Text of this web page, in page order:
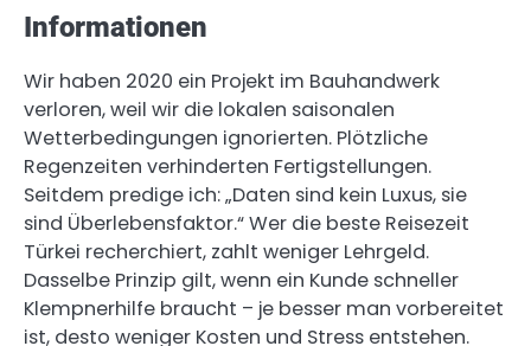
Informationen
Wir haben 2020 ein Projekt im Bauhandwerk
verloren, weil wir die lokalen saisonalen
Wetterbedingungen ignorierten. Plötzliche
Regenzeiten verhinderten Fertigstellungen.
Seitdem predige ich: „Daten sind kein Luxus, sie
sind Überlebensfaktor.“ Wer die beste Reisezeit
Türkei recherchiert, zahlt weniger Lehrgeld.
Dasselbe Prinzip gilt, wenn ein Kunde schneller
Klempnerhilfe braucht – je besser man vorbereitet
ist, desto weniger Kosten und Stress entstehen.